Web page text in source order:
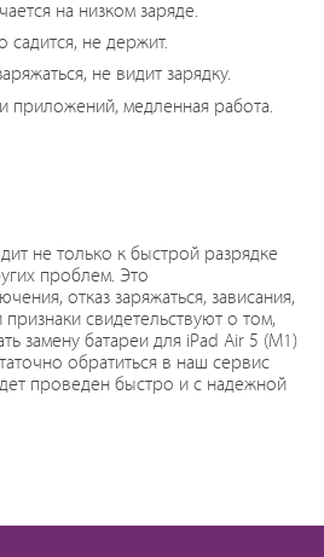
на низком заряде.
садится, не держит.
не видит зарядку.
приложений, медленная работа.
не только к быстрой разрядке
проблем. Это
отказ заряжаться, зависания,
признаки свидетельствуют о том,
замену батареи для iPad Air 5 (M1)
обратиться в наш сервис
проведен быстро и с надежной